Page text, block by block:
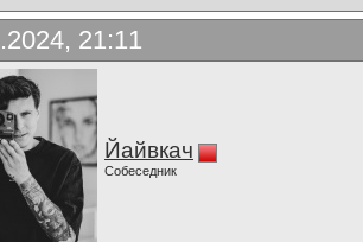
21:11
Йайвкач
Собеседник